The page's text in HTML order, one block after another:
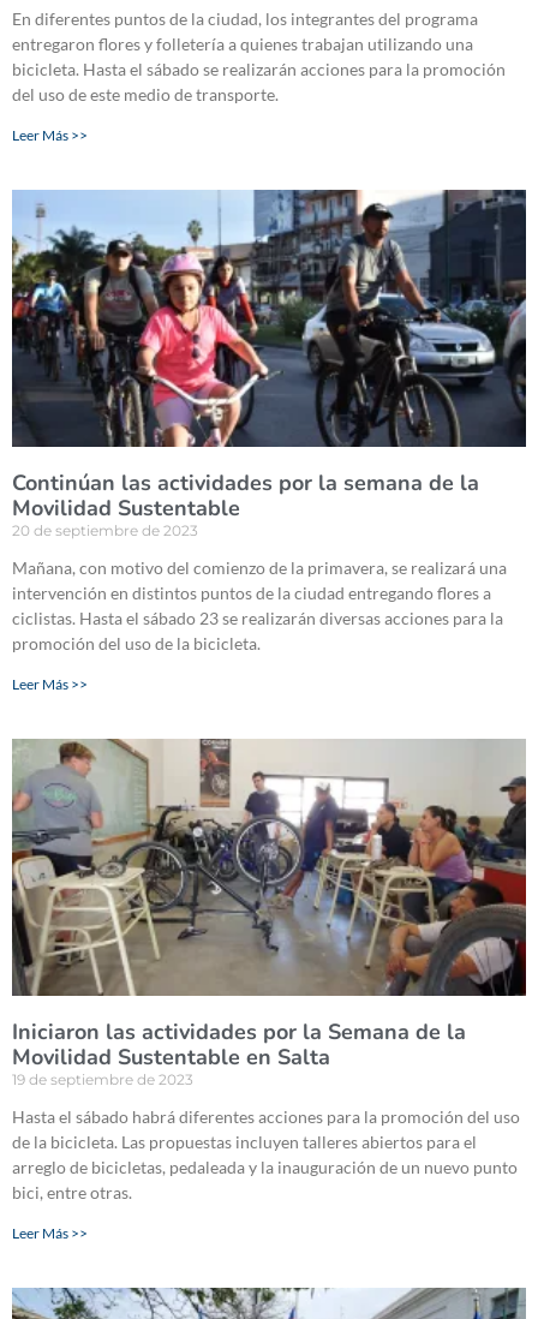
En diferentes puntos de la ciudad, los integrantes del programa
entregaron flores y folletería a quienes trabajan utilizando una
bicicleta. Hasta el sábado se realizarán acciones para la promoción
del uso de este medio de transporte.
Leer Más >>
Continúan las actividades por la semana de la
Movilidad Sustentable
20 de septiembre de 2023
Mañana, con motivo del comienzo de la primavera, se realizará una
intervención en distintos puntos de la ciudad entregando flores a
ciclistas. Hasta el sábado 23 se realizarán diversas acciones para la
promoción del uso de la bicicleta.
Leer Más >>
Iniciaron las actividades por la Semana de la
Movilidad Sustentable en Salta
19 de septiembre de 2023
Hasta el sábado habrá diferentes acciones para la promoción del uso
de la bicicleta. Las propuestas incluyen talleres abiertos para el
arreglo de bicicletas, pedaleada y la inauguración de un nuevo punto
bici, entre otras.
Leer Más >>